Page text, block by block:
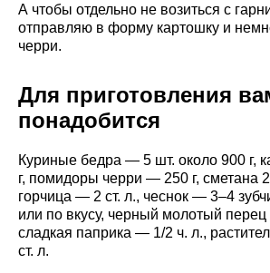
А чтобы отдельно не возиться с
отправляю в форму картошку и
черри.
Для приготовления
понадобится
Куриные бедра — 5 шт. около 900 г,
г, помидоры черри — 250 г, сметана
горчица — 2 ст. л., чеснок — 3–4
или по вкусу, черный молотый
сладкая паприка — 1/2 ч. л.,
ст. л.